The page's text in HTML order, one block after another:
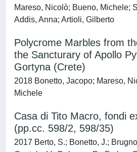
Mareso, Nicolò; Bueno, Michele;
Addis, Anna; Artioli, Gilberto
Polycrome Marbles from
the Sancturary of Apollo
Gortyna (Crete)
2018 Bonetto, Jacopo; Mareso,
Michele
Casa di Tito Macro, fondi
(pp.cc. 598/2, 598/35)
2017 Berto, S.; Bonetto, J.;